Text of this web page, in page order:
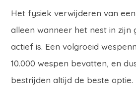
Het fysiek verwijderen van
alleen wanneer het nest in zijn
actief is. Een volgroeid
10.000 wespen bevatten, en
bestrijden altijd de beste optie.